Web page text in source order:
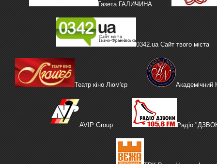
Газета ГАЛИЧИНА
0342.ua Сайт твого міста
Театр кіно Люм'єр Академічний
AVIP Group Радіо